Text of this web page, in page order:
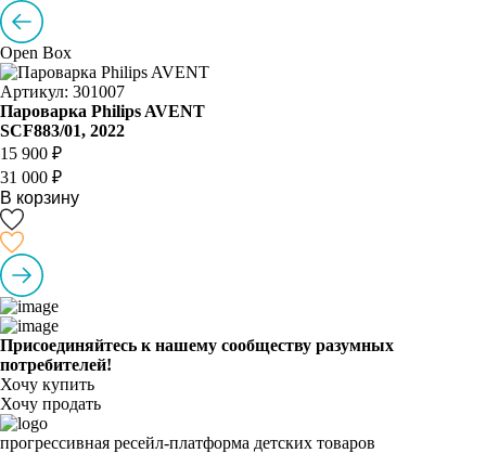
Open Box
Артикул: 301007
Пароварка Philips AVENT
SCF883/01, 2022
15 900 ₽
31 000 ₽
В корзину
Присоединяйтесь к нашему сообществу разумных
потребителей!
Хочу купить
Хочу продать
прогрессивная ресейл-платформа детских товаров